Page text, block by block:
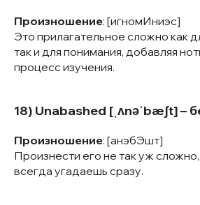
Произношение: [игномИниэс]
Это прилагательное сложно как
так и для понимания, добавляя
процесс изучения.
18) Unabashed [ˌʌnəˈbæʃt] –
Произношение: [анэбЭшт]
Произнести его не так уж
всегда угадаешь сразу.